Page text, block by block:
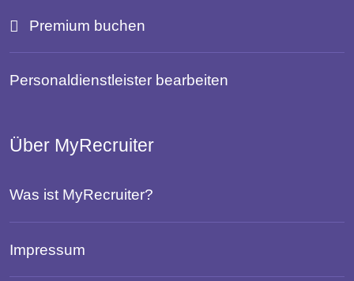
Premium buchen
Personaldienstleister bearbeiten
Über MyRecruiter
Was ist MyRecruiter?
Impressum